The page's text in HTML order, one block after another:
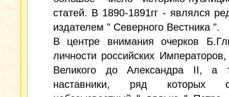
статей. В 1890-1891гг - являлся
издателем " Северного Вестника ".
В центре внимания очерков
личности российских
Великого до Александра II, а
наставники, ряд которых